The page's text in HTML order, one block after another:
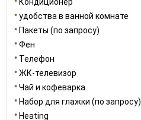
удобства в ванной комнате
Пакеты (по запросу)
Фен
Телефон
ЖК-телевизор
Чай и кофеварка
Набор для глажки (по запросу)
Heating